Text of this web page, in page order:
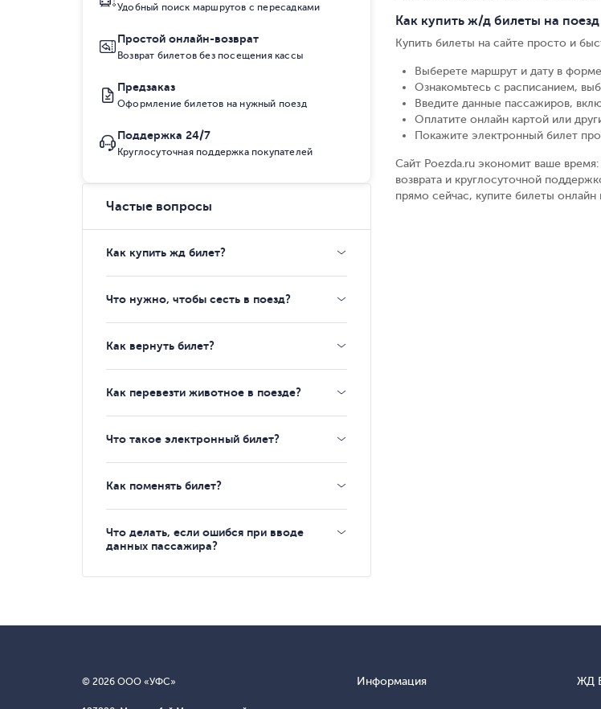
Как купить ж/д билеты на
Купить билеты на сайте просто и
Выберете маршрут и дату в
Ознакомьтесь с расписанием,
Введите данные пассажиров,
Оплатите онлайн картой или
Покажите электронный билет
Сайт Poezda.ru экономит ваше
возврата и круглосуточной
прямо сейчас, купите билеты
Удобный поиск маршрутов с пересадками
Простой онлайн-возврат
Возврат билетов без посещения кассы
Предзаказ
Оформление билетов на нужный поезд
Поддержка 24/7
Круглосуточная поддержка покупателей
Частые вопросы
Как купить жд билет?
Что нужно, чтобы сесть в поезд?
Как вернуть билет?
Как перевезти животное в поезде?
Что такое электронный билет?
Как поменять билет?
Что делать, если ошибся при вводе
данных пассажира?
© 2026 ООО «УФС» Информация ЖД